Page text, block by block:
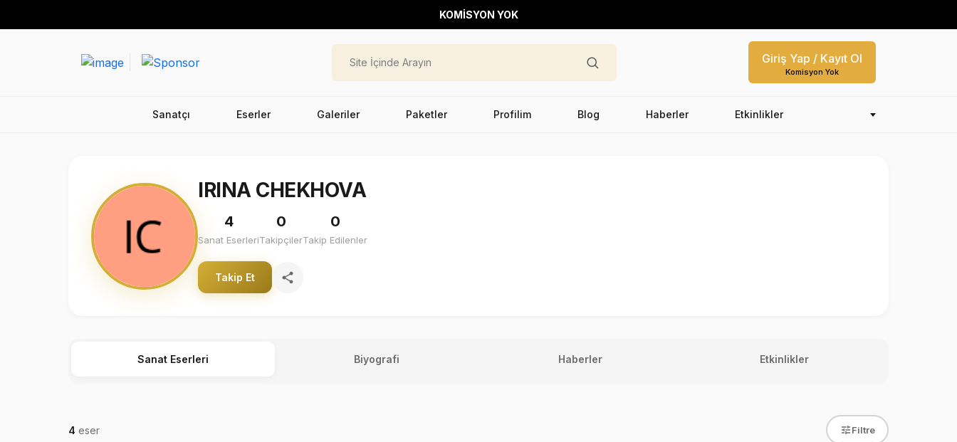
KOMİSYON YOK
Giriş Yap / Kayıt Ol
Komisyon Yok
Sanatçı Eserler Galeriler Paketler Profilim Blog Haberler Etkinlikler
IRINA CHEKHOVA
4
Sanat Eserleri
0
Takipçiler
0
Takip Edilenler
Takip Et
Sanat Eserleri Biyografi Haberler Etkinlikler
4 eser Filtre